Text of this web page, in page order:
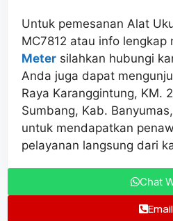
Untuk pemesanan Alat
MC7812 atau info lengkap
Meter silahkan hubungi
Anda juga dapat
Raya Karanggintung, KM.
Sumbang, Kab.
untuk mendapatkan
pelayanan langsung dari
Chat
Email